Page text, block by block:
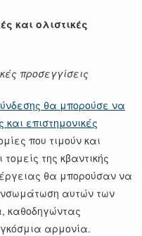
και ολιστικές
προσεγγίσεις
θα μπορούσε να
επιστημονικές
που τιμούν και
της κβαντικής
θα μπορούσαν να
αυτών των
καθοδηγώντας
αρμονία.